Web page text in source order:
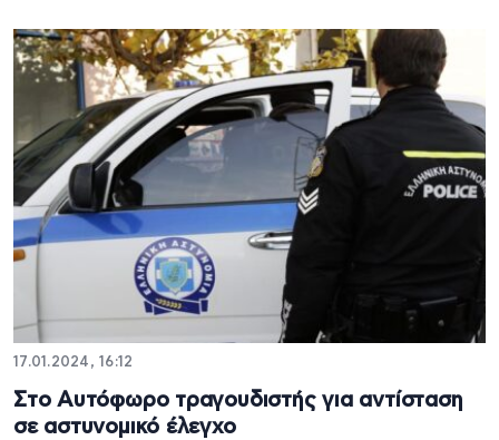
17.01.2024, 16:12
Στο Αυτόφωρο τραγουδιστής για αντίσταση
σε αστυνομικό έλεγχο